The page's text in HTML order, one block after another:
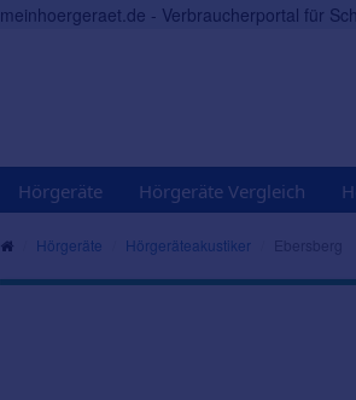
meinhoergeraet.de - Verbraucherportal für
Hörgeräte Hörgeräte Vergleich
Hörgeräte Hörgeräteakustiker Ebersberg